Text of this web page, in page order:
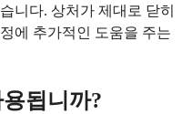
니다. 상처가 제대로 닫히
에 추가적인 도움을 주는
됩니까?